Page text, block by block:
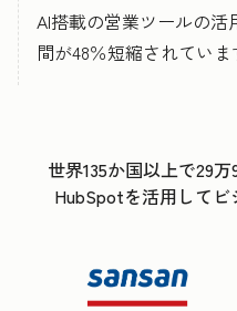
AI搭載の営業ツールの
間が48％短縮されていま
世界135か国以上で29
HubSpotを活用して